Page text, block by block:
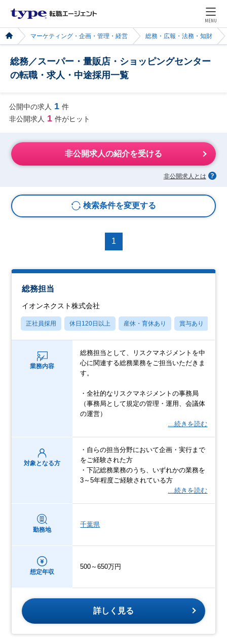
MENU
マーケティング・企画・管理・経営 総務・広報・法務・知財
総務／スーパー・量販店・ショッピングセンター
の転職・求人・中途採用一覧
公開中の求人 1 件
非公開求人 1 件がヒット
非公開求人の紹介を受ける
非公開求人とは
検索条件を変更する
1
総務担当
イオンネクスト株式会社
正社員採用 休日120日以上 産休・育休あり 賞与あり
業務内容
総務担当として、リスクマネジメントを中
心に関連する総務業務をご担当いただきま
す。
・全社的なリスクマネジメントの事務局
（事務局として規定の管理・運用、会議体
の運営）
…続きを読む
対象となる方
・自らの担当分野において企画・実行まで
をご経験された方
・下記総務業務のうち、いずれかの業務を
3～5年程度ご経験されている方
…続きを読む
勤務地
千葉県
想定年収
500～650万円
詳しく見る